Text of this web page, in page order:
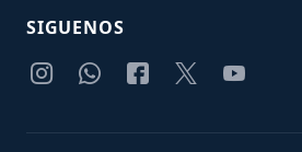
SIGUENOS